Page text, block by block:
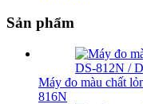
Sản phẩm
Máy đo màu chất
816N